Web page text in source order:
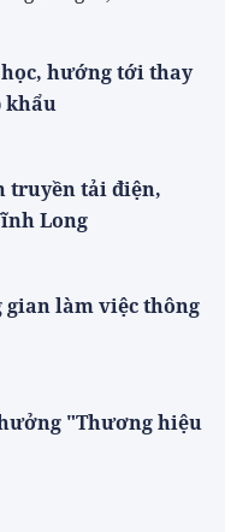
hướng tới thay
khẩu
truyền tải điện,
Long
gian làm việc thông
"Thương hiệu